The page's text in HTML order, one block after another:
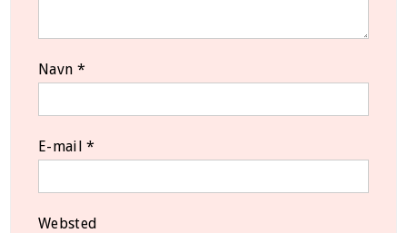
Navn *
E-mail*
Websted